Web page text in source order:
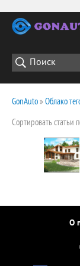
GonAuto» Облако
Сортировать статьи
О